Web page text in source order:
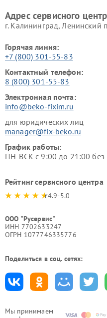
Мы принимаем
Адрес сервисного
г. Калининград, Ленинский
Горячая линия:
+7 (800) 301-55-83
Контактный телефон:
8 (800) 301-55-83
Электронная почта:
info@beko-fixim.ru
для юридических лиц
manager@fix-beko.ru
График работы:
ПН-ВСК с 9:00 до 21:00
Рейтинг сервисного центра
4.9-5.0
ООО "Русервис"
ИНН 7702633247
ОГРН 1077746335776
Поделиться в соц. сетях: